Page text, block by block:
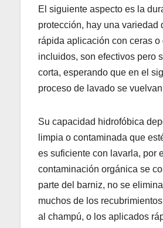
El siguiente aspecto es la
protección, hay una variedad
rápida aplicación con ceras o
incluidos, son efectivos pero
corta, esperando que en el
proceso de lavado se
Su capacidad hidrofóbica
limpia o contaminada que
es suficiente con lavarla, por
contaminación orgánica se
parte del barniz, no se
muchos de los
al champú, o los aplicados